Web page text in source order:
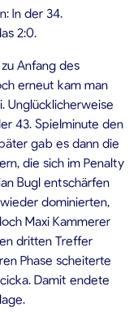
In der 34.
2:0.
Anfang des
erneut kam man
Unglücklicherweise
43. Spielminute den
gab es dann die
die sich im Penalty
Bugl entschärfen
dominierten,
Maxi Kammerer
dritten Treffer
Phase scheiterte
Damit endete